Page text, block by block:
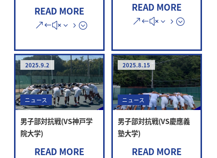
READ MORE READ MORE
2025.9.2
ニュース
男子部対抗戦(VS神戸学
院大学)
READ MORE
2025.8.15
ニュース
男子部対抗戦(VS慶應義
塾大学)
READ MORE